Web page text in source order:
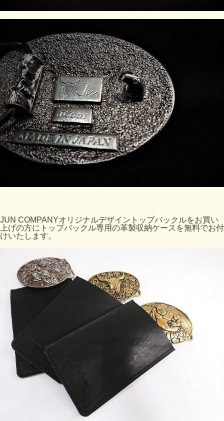
JUN COMPANYオリジナルデザイントップバックルをお買い
上げの方にトップバックル専用の革製収納ケースを無料でお付
けいたします。